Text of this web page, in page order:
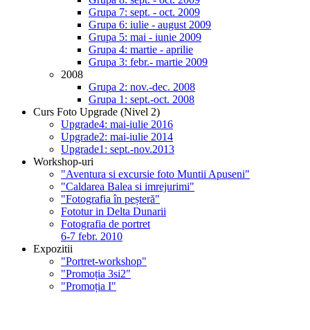
Grupa 7: sept. - oct. 2009
Grupa 6: iulie - august 2009
Grupa 5: mai - iunie 2009
Grupa 4: martie - aprilie
Grupa 3: febr.- martie 2009
2008
Grupa 2: nov.-dec. 2008
Grupa 1: sept.-oct. 2008
Curs Foto Upgrade (Nivel 2)
Upgrade4: mai-iulie 2016
Upgrade2: mai-iulie 2014
Upgrade1: sept.-nov.2013
Workshop-uri
"Aventura si excursie foto Muntii Apuseni"
"Caldarea Balea si imrejurimi"
"Fotografia în peșteră"
Fototur in Delta Dunarii
Fotografia de portret
6-7 febr. 2010
Expozitii
"Portret-workshop"
"Promoția 3si2"
"Promoția I"